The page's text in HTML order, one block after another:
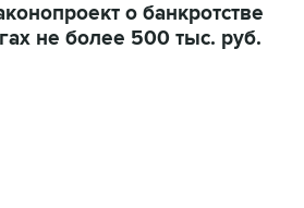
о банкротстве
не более 500 тыс. руб.